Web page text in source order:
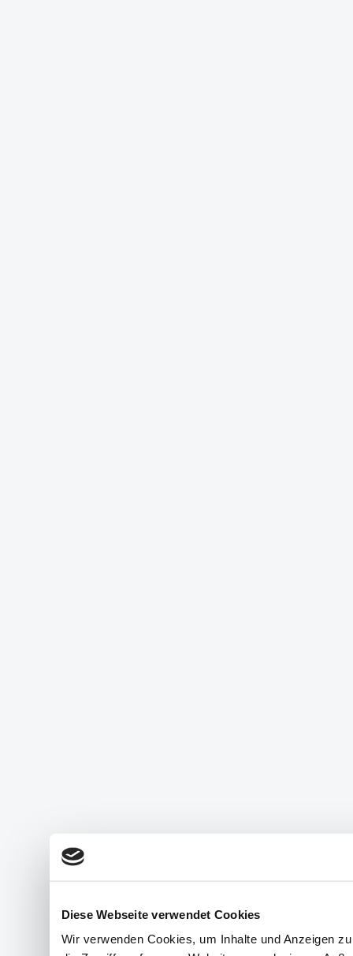
Diese Webseite verwendet Cookies
Wir verwenden Cookies, um Inhalte und Anzeigen